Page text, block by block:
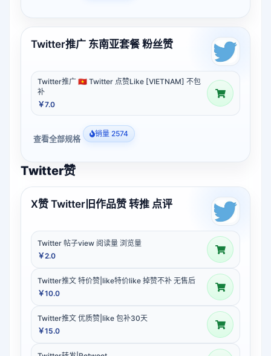
Twitter推广 东南亚套餐 粉丝赞
Twitter推广 🇻🇳 Twitter 点赞Like [VIETNAM] 不包
补
￥7.0
查看全部规格 销量 2574
Twitter赞
X赞 Twitter旧作品赞 转推 点评
Twitter 帖子view 阅读量 浏览量
￥2.0
Twitter推文 特价赞|like特价like 掉赞不补 无售后
￥10.0
Twitter推文 优质赞|like 包补30天
￥15.0